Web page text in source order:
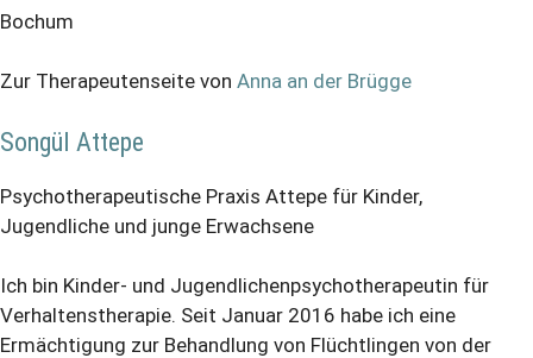
Bochum
Zur Therapeutenseite von Anna an der Brügge
Songül Attepe
Psychotherapeutische Praxis Attepe für Kinder,
Jugendliche und junge Erwachsene
Ich bin Kinder- und Jugendlichenpsychotherapeutin für
Verhaltenstherapie. Seit Januar 2016 habe ich eine
Ermächtigung zur Behandlung von Flüchtlingen von der